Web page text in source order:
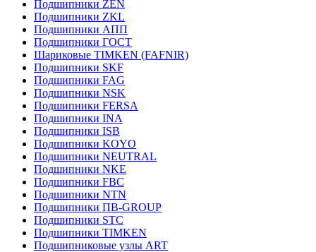
Подшипники ZEN
Подшипники ZKL
Подшипники АПП
Подшипники ГОСТ
Шариковые ТІMKEN (FAFNIR)
Подшипники SKF
Подшипники FAG
Подшипники NSK
Подшипники FERSA
Подшипники INA
Подшипники ISB
Подшипники KOYO
Подшипники NEUTRAL
Подшипники NKE
Подшипники FBC
Подшипники NTN
Подшипники ПВ-GROUP
Подшипники STC
Подшипники TIMKEN
Подшипниковые узлы ART